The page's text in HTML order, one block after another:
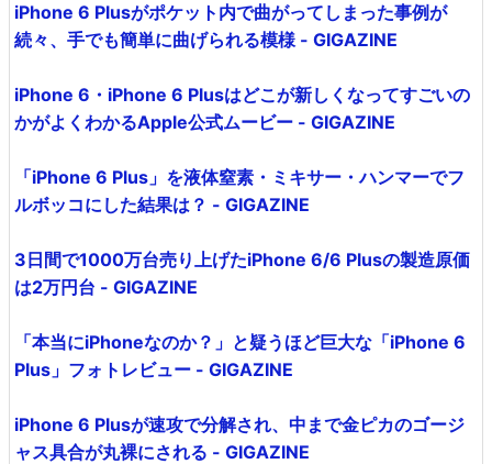
iPhone 6 Plusがポケット内で曲がってしまった事例が
続々、手でも簡単に曲げられる模様 - GIGAZINE
iPhone 6・iPhone 6 Plusはどこが新しくなってすごいの
かがよくわかるApple公式ムービー - GIGAZINE
「iPhone 6 Plus」を液体窒素・ミキサー・ハンマーでフ
ルボッコにした結果は？ - GIGAZINE
3日間で1000万台売り上げたiPhone 6/6 Plusの製造原価
は2万円台 - GIGAZINE
「本当にiPhoneなのか？」と疑うほど巨大な「iPhone 6
Plus」フォトレビュー - GIGAZINE
iPhone 6 Plusが速攻で分解され、中まで金ピカのゴージ
ャス具合が丸裸にされる - GIGAZINE